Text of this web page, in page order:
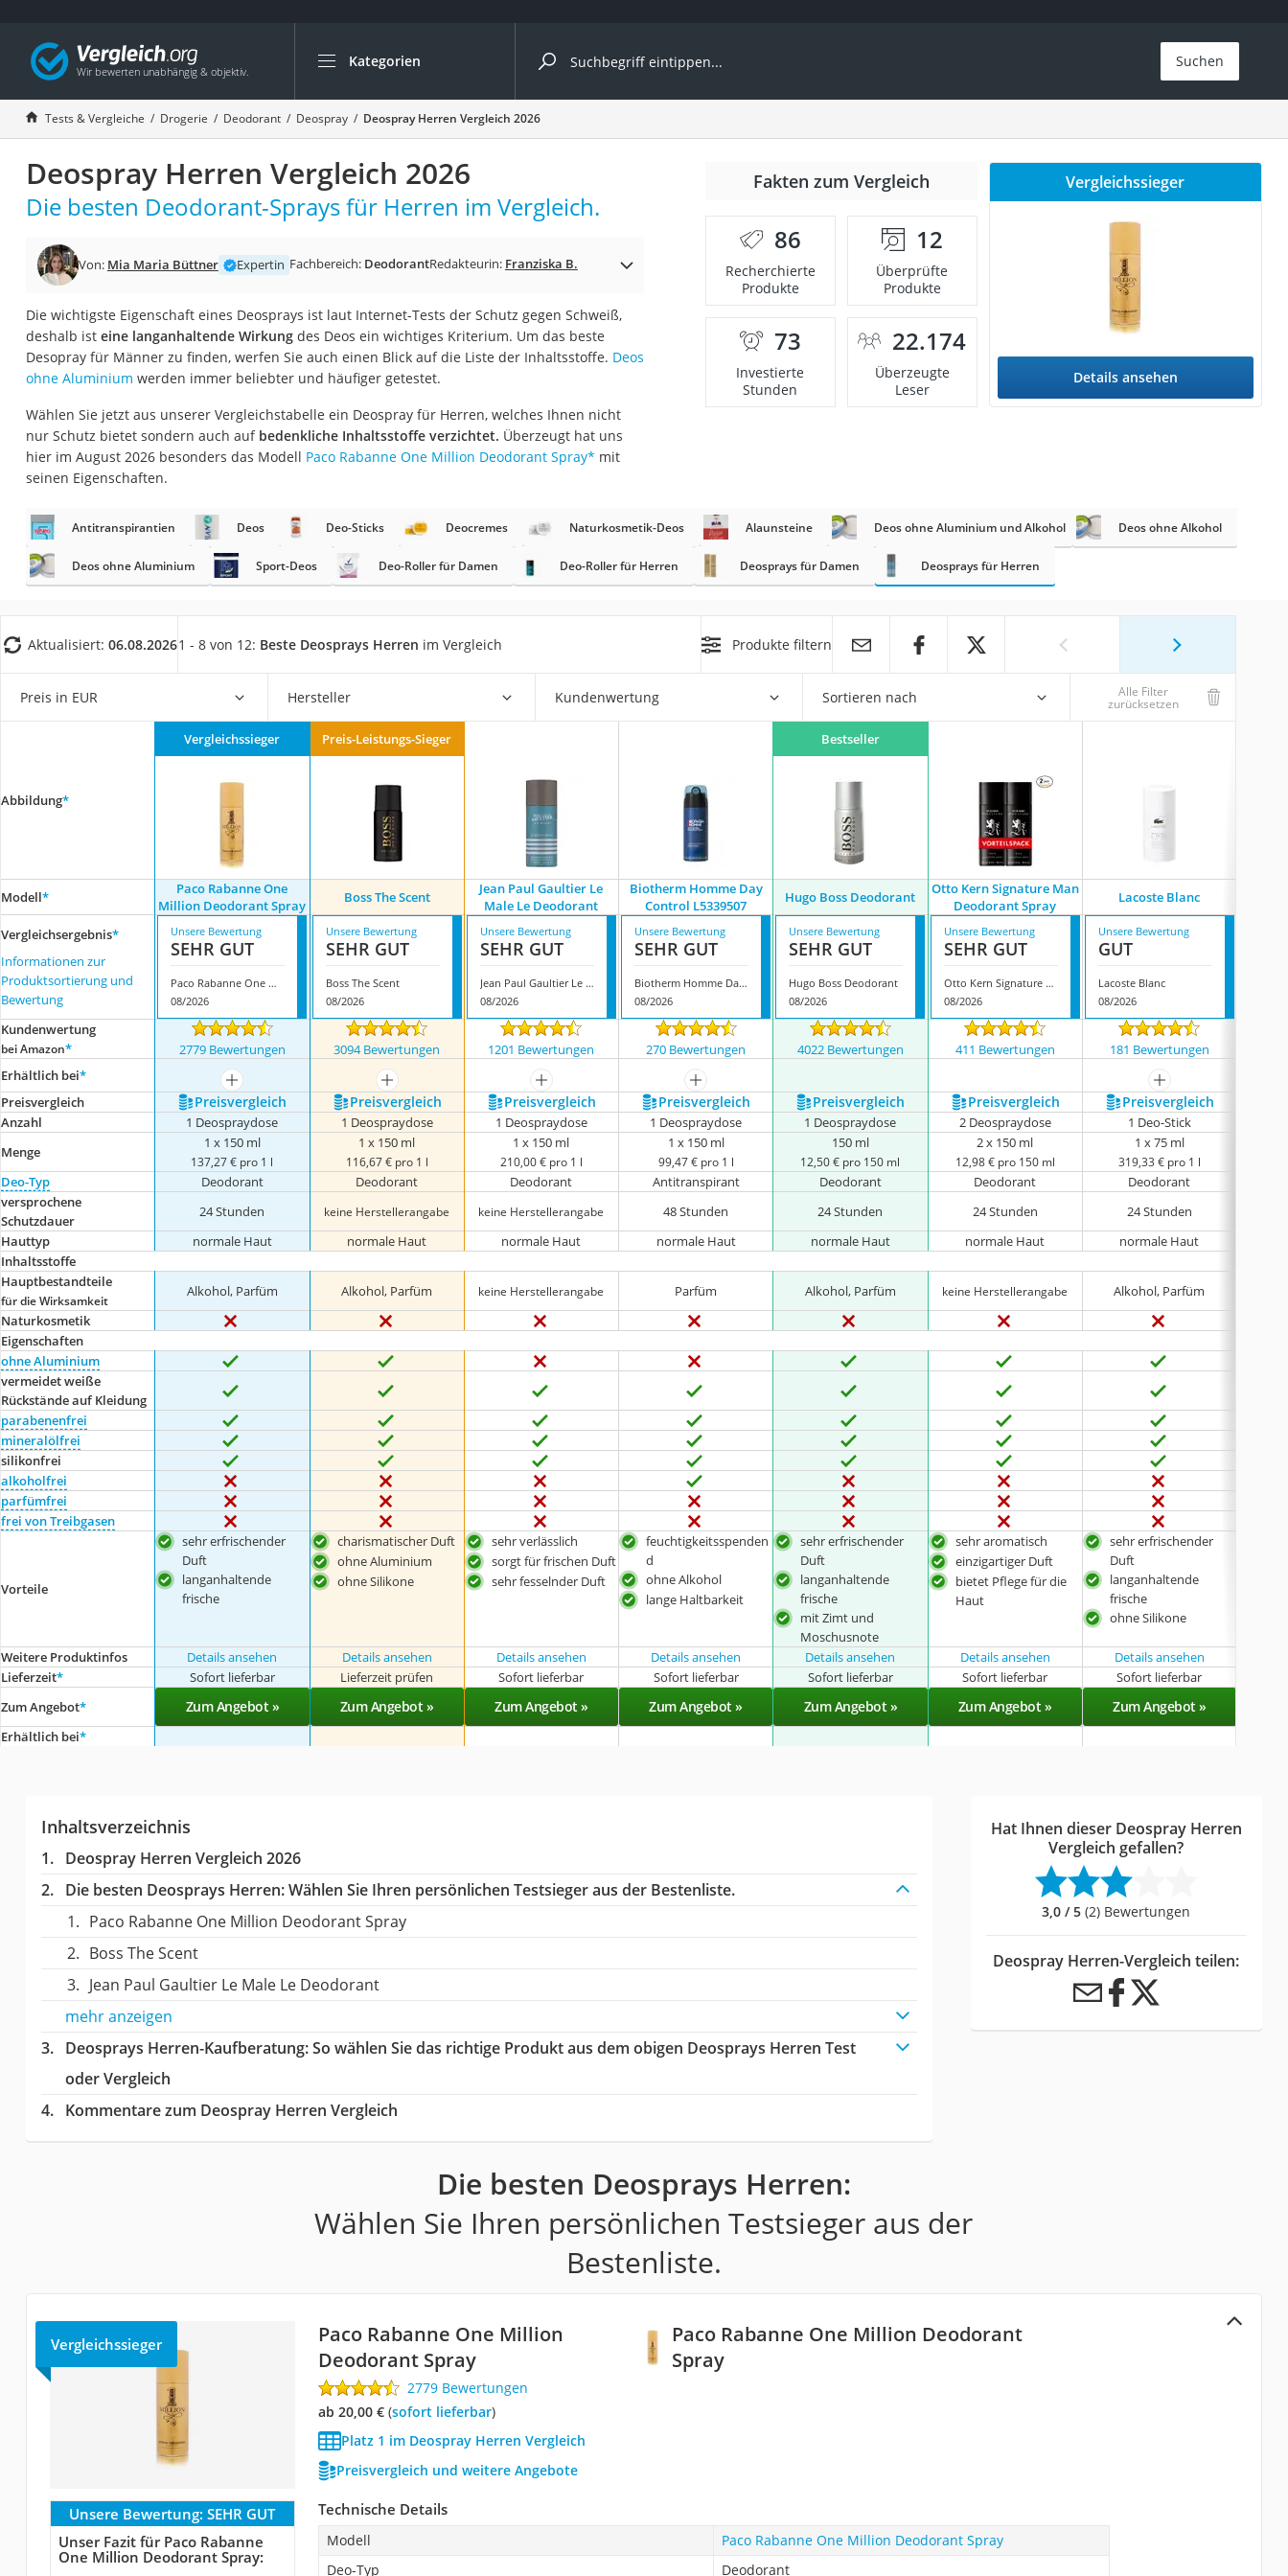
Kategorien
Die beliebtesten Vergleiche nach Kategorie
Drogerie
Inhalator
Haarschneider
Rollator
Braun Rasierer
Katzenklappe (Chip)
Masturbator
Massagepistole
Epilierer
Reisehaartrockner
Eiweißpulver
Nackenmassagegerät
Zeckenschutz Katze
Schildkrötenhaus
Mineralfutter Pferd
Massagegerät
Service
Suchen
Tests & Vergleiche Drogerie Deodorant Deospray Deospray Herren Vergleich 2026
Deospray Herren Vergleich 2026
Die besten Deodorant-Sprays für Herren im Vergleich.
Von: Mia Maria Büttner Expertin Fachbereich: DeodorantRedakteurin: Franziska B.
Die wichtigste Eigenschaft eines Deosprays ist laut Internet-Tests der Schutz gegen Schweiß,
deshalb ist eine langanhaltende Wirkungdes Deos ein wichtiges Kriterium. Um das beste
Desopray für Männer zu finden, werfen Sie auch einen Blick auf die Liste der Inhaltsstoffe. Deos
ohne Aluminium werden immer beliebter und häufiger getestet.
Wählen Sie jetzt aus unserer Vergleichstabelle ein Deospray für Herren, welches Ihnen nicht
nur Schutz bietet sondern auch auf bedenkliche Inhaltsstoffe verzichtet. Überzeugt hat uns
hier im August 2026 besonders das Modell Paco Rabanne One Million Deodorant Spray* mit
seinen Eigenschaften.
Fakten zum Vergleich
86
Recherchierte
Produkte
12
Überprüfte
Produkte
73
Investierte
Stunden
22.174
Überzeugte
Leser
Vergleichssieger
Details ansehen
Antitranspirantien Deos Deo-Sticks Deocremes Naturkosmetik-Deos Alaunsteine Deos ohne Aluminium und Alkohol Deos ohne Alkohol
Deos ohne Aluminium Sport-Deos Deo-Roller für Damen Deo-Roller für Herren Deosprays für Damen Deosprays für Herren
Aktualisiert: 06.08.20261 - 8 von 12: Beste Deosprays Herren im Vergleich Produkte filtern
Preis in EUR Hersteller Kundenwertung Sortieren nach Alle Filter
zurücksetzen
Abbildung*
Vergleichssieger Preis-Leistungs-Sieger Bestseller
Modell*
Paco Rabanne One
Million Deodorant Spray
Boss The Scent
Jean Paul Gaultier Le
Male Le Deodorant
Biotherm ‎Homme Day
Control L5339507
Hugo Boss Deodorant
Otto Kern Signature Man
Deodorant Spray
Lacoste Blanc
Vergleichsergebnis*
Informationen zur
Produktsortierung und
Bewertung
Unsere Bewertung
SEHR GUT
Paco Rabanne One Million Deodorant Spray
08/2026
Unsere Bewertung
SEHR GUT
Boss The Scent
08/2026
Unsere Bewertung
SEHR GUT
Jean Paul Gaultier Le Male Le Deodorant
08/2026
Unsere Bewertung
SEHR GUT
Biotherm ‎Homme Day Control L5339507
08/2026
Unsere Bewertung
SEHR GUT
Hugo Boss Deodorant
08/2026
Unsere Bewertung
SEHR GUT
Otto Kern Signature Man Deodorant Spray
08/2026
Unsere Bewertung
GUT
Lacoste Blanc
08/2026
Kundenwertung
bei Amazon* 2779 Bewertungen 3094 Bewertungen 1201 Bewertungen 270 Bewertungen 4022 Bewertungen 411 Bewertungen 181 Bewertungen
Erhältlich bei*
mehr anzeigen mehr anzeigen mehr anzeigen mehr anzeigen
mehr anzeigen
Preis­vergleich
Preis­vergleich Preis­vergleich Preis­vergleich Preis­vergleich Preis­vergleich Preis­vergleich Preis­vergleich
Anzahl 1 Deospraydose 1 Deospraydose 1 Deospraydose 1 Deospraydose 1 Deospraydose 2 Deospraydose 1 Deo-Stick
Menge
1 x 150 ml
137,27 € pro 1 l
1 x 150 ml
116,67 € pro 1 l
1 x 150 ml
210,00 € pro 1 l
1 x 150 ml
99,47 € pro 1 l
150 ml
12,50 € pro 150 ml
2 x 150 ml
12,98 € pro 150 ml
1 x 75 ml
319,33 € pro 1 l
Deo-Typ Deodorant Deodorant Deodorant Antitranspirant Deodorant Deodorant Deodorant
versprochene
Schutzdauer
24 Stunden keine Herstellerangabe keine Herstellerangabe 48 Stunden 24 Stunden 24 Stunden 24 Stunden
Hauttyp normale Haut normale Haut normale Haut normale Haut normale Haut normale Haut normale Haut
Inhaltsstoffe
Hauptbestandteile
für die Wirksamkeit
Alkohol, Parfüm Alkohol, Parfüm keine Herstellerangabe Parfüm Alkohol, Parfüm keine Herstellerangabe Alkohol, Parfüm
Naturkosmetik
Eigenschaften
ohne Aluminium
vermeidet weiße
Rückstände auf Kleidung
parabenenfrei
mineralölfrei
silikonfrei
alkoholfrei
parfümfrei
frei von Treibgasen
Vorteile
sehr erfrischender
Duft
langanhaltende
frische
charismatischer Duft
ohne Aluminium
ohne Silikone
sehr verlässlich
sorgt für frischen Duft
sehr fesselnder Duft
feuchtigkeitsspenden
d
ohne Alkohol
lange Haltbarkeit
sehr erfrischender
Duft
langanhaltende
frische
mit Zimt und
Moschusnote
sehr aromatisch
einzigartiger Duft
bietet Pflege für die
Haut
sehr erfrischender
Duft
langanhaltende
frische
ohne Silikone
Weitere Produktinfos Details ansehen Details ansehen Details ansehen Details ansehen Details ansehen Details ansehen
Details ansehen
Lieferzeit* Sofort lieferbar Lieferzeit prüfen Sofort lieferbar Sofort lieferbar Sofort lieferbar Sofort lieferbar Sofort lieferbar
Zum Angebot* Zum Angebot » Zum Angebot » Zum Angebot » Zum Angebot » Zum Angebot » Zum Angebot » Zum Angebot »
Erhältlich bei*
Inhaltsverzeichnis
Deospray Herren Vergleich 2026
Die besten Deosprays Herren:Wählen Sie Ihren persönlichen Testsieger aus der Bestenliste.
Paco Rabanne One Million Deodorant Spray
Boss The Scent
Jean Paul Gaultier Le Male Le Deodorant
mehr anzeigen
Deosprays Herren-Kaufberatung: So wählen Sie das richtige Produkt aus dem obigen Deosprays Herren Test
oder Vergleich
Kommentare zum Deospray Herren Vergleich
Hat Ihnen dieser Deospray Herren
Vergleich gefallen?
3,0 / 5 (2) Bewertungen
Deospray Herren-Vergleich teilen:
Die besten Deosprays Herren:
Wählen Sie Ihren persönlichen Testsieger aus der
Bestenliste.
Paco Rabanne One Million Deodorant
Spray
Vergleichssieger
Paco Rabanne One Million
Deodorant Spray
2779 Bewertungen
ab 20,00 €( Sofort lieferbar)
Platz 1 im Deospray Herren Vergleich
Preisvergleich und weitere Angebote
Unsere Bewertung: SEHR GUT
Unser Fazit für Paco Rabanne
One Million Deodorant Spray:
Technische Details
Modell
Paco Rabanne One Million Deodorant Spray
Deo-Typ
Deodorant